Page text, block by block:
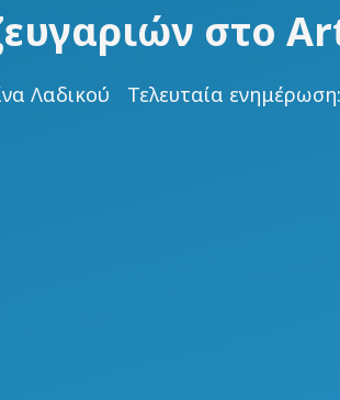
στο
Λαδικού Τελευταία